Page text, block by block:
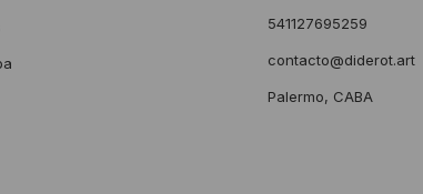
541127695259
contacto@diderot.art
Palermo, CABA